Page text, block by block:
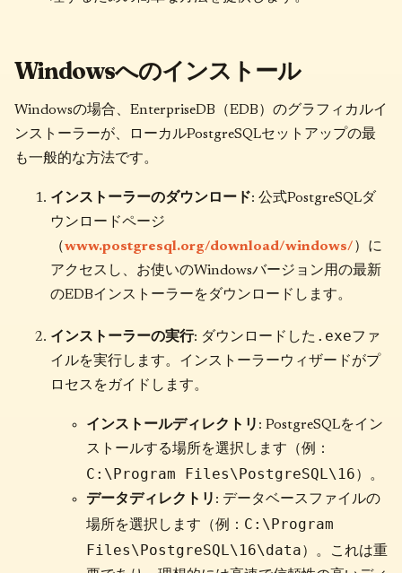
Windowsへのインストール
Windowsの場合、EnterpriseDB（EDB）のグラフィカルイ
ンストーラーが、ローカルPostgreSQLセットアップの最
も一般的な方法です。
インストーラーのダウンロード: 公式PostgreSQLダ
ウンロードページ
（www.postgresql.org/download/windows/ ）に
アクセスし、お使いのWindowsバージョン用の最新
のEDBインストーラーをダウンロードします。
インストーラーの実行: ダウンロードした .exeファ
イルを実行します。インストーラーウィザードがプ
ロセスをガイドします。
インストールディレクトリ : PostgreSQLをイン
ストールする場所を選択します（例：
C:\Program Files\PostgreSQL\16 ）。
データディレクトリ : データベースファイルの
場所を選択します（例： C:\Program
Files\PostgreSQL\16\data ）。これは重